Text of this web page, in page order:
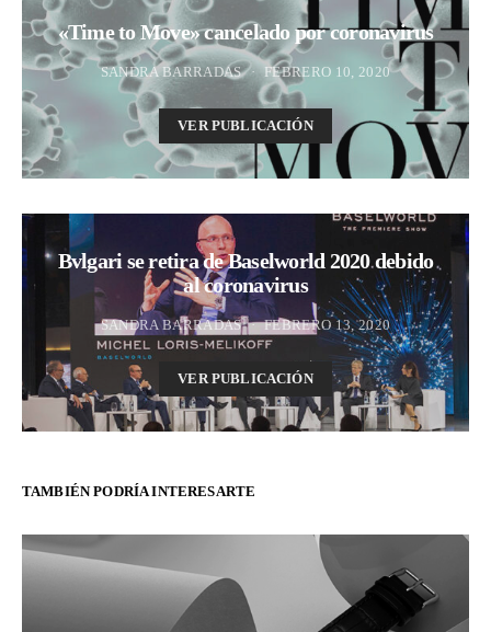
«Time to Move» cancelado por coronavirus
SANDRA BARRADAS FEBRERO 10, 2020
VER PUBLICACIÓN
Bvlgari se retira de Baselworld 2020 debido
al coronavirus
SANDRA BARRADAS FEBRERO 13, 2020
VER PUBLICACIÓN
TAMBIÉN PODRÍA INTERESARTE